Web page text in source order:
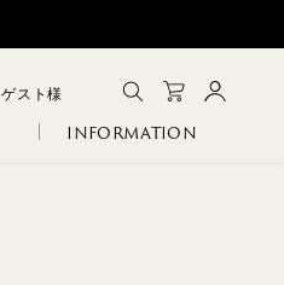
ゲスト様
INFORMATION